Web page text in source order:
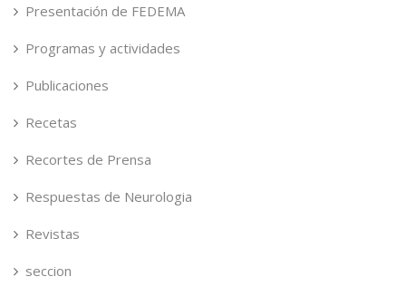
Presentación de FEDEMA
Programas y actividades
Publicaciones
Recetas
Recortes de Prensa
Respuestas de Neurologia
Revistas
seccion